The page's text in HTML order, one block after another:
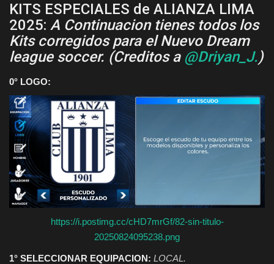
KITS ESPECIALES de ALIANZA LIMA
2025: A Continuacion tienes todos los
Kits corregidos para el Nuevo Dream
league soccer. (Creditos a @Driyan_J.)
0° LOGO:
https://i.postimg.cc/cHD7mrGf/82-sin-titulo-
20250824095238.png
1° SELECCIONAR EQUIPACION: LOCAL.